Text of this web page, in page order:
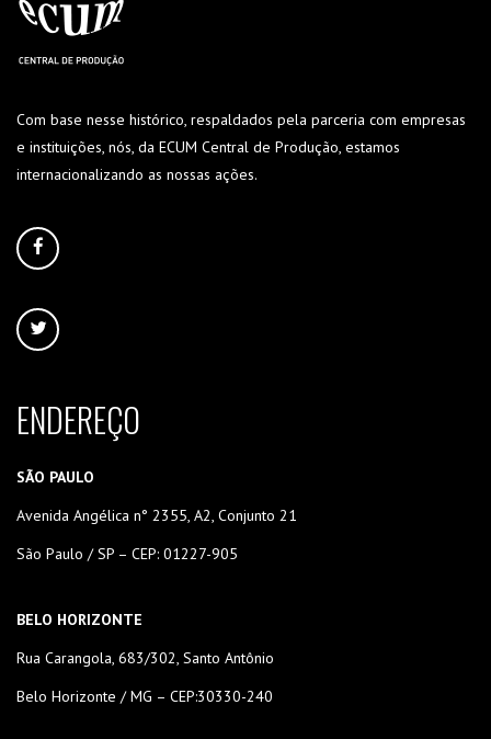
Com base nesse histórico, respaldados pela parceria com empresas
e instituições, nós, da ECUM Central de Produção, estamos
internacionalizando as nossas ações.
ENDEREÇO
SÃO PAULO
Avenida Angélica n° 2355, A2, Conjunto 21
São Paulo / SP – CEP: 01227-905
BELO HORIZONTE
Rua Carangola, 683/302, Santo Antônio
Belo Horizonte / MG – CEP:30330-240